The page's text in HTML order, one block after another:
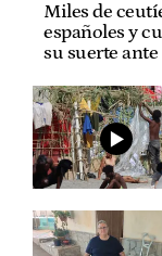
Miles de
españoles y
su suerte